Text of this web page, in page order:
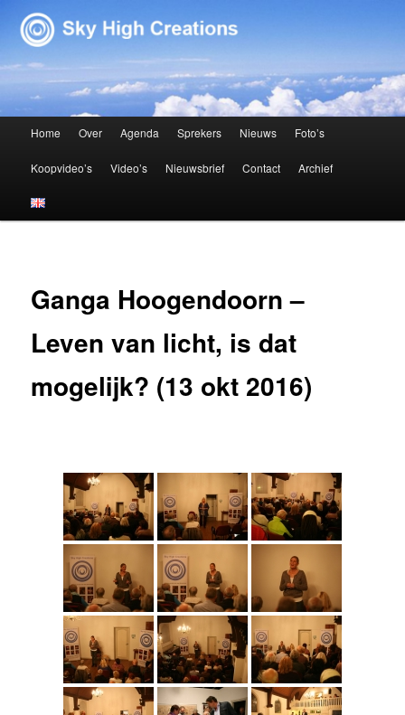
Sky High Creations
Spring naar de primaire inhoud
Spring naar de secundaire inhoud
Home Over Agenda Sprekers Nieuws Foto’s
Koopvideo’s Video’s Nieuwsbrief Contact Archief
Ganga Hoogendoorn –
Leven van licht, is dat
mogelijk? (13 okt 2016)